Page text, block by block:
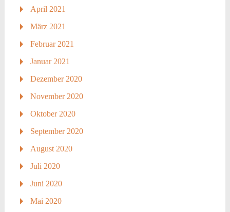
April 2021
März 2021
Februar 2021
Januar 2021
Dezember 2020
November 2020
Oktober 2020
September 2020
August 2020
Juli 2020
Juni 2020
Mai 2020